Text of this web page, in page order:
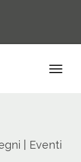
| Eventi